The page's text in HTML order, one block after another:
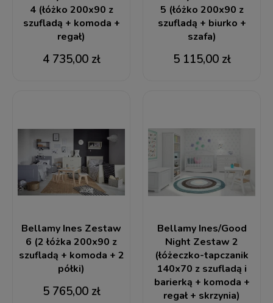
4 (łóżko 200x90 z
szufladą + komoda +
regał)
4 735,00 zł
5 (łóżko 200x90 z
szufladą + biurko +
szafa)
5 115,00 zł
Bellamy Ines Zestaw
6 (2 łóżka 200x90 z
szufladą + komoda + 2
półki)
5 765,00 zł
Bellamy Ines/Good
Night Zestaw 2
(łóżeczko-tapczanik
140x70 z szufladą i
barierką + komoda +
regał + skrzynia)